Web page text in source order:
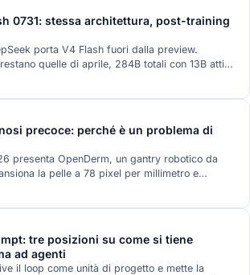
0731: stessa architettura, post-training
porta V4 Flash fuori dalla preview.
quelle di aprile, 284B totali con 13B attivi,
dal post-training rifatto: Terminal-Bench 2.1
precoce: perché è un problema di
presenta OpenDerm, un gantry robotico da
la pelle a 78 pixel per millimetro e
bottiglia della diagnosi precoce non è il
il primo software AI approvato per
tre posizioni su come si tiene
ad agenti
il loop come unità di progetto e mette la